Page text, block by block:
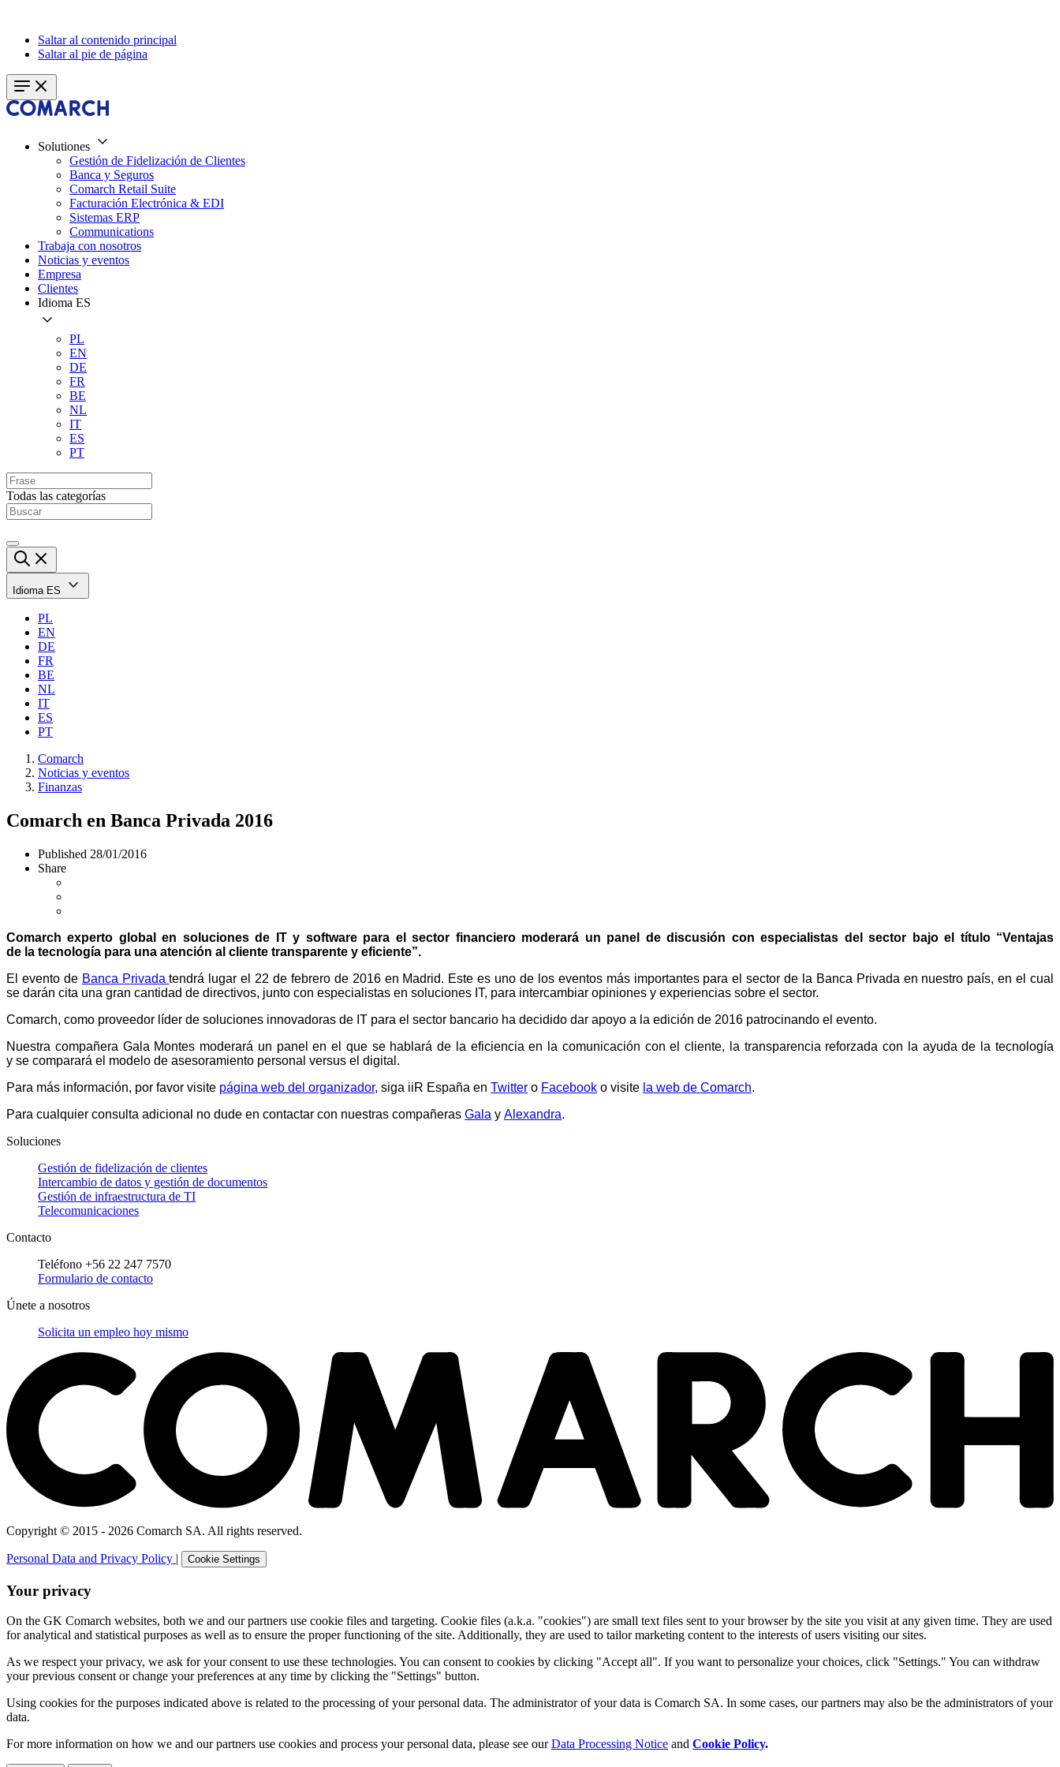
Saltar al contenido principal
Saltar al pie de página
Solutiones
Gestión de Fidelización de Clientes
Banca y Seguros
Comarch Retail Suite
Facturación Electrónica & EDI
Sistemas ERP
Communications
Trabaja con nosotros
Noticias y eventos
Empresa
Clientes
Idioma ES
PL
EN
DE
FR
BE
NL
IT
ES
PT
Todas las categorías
Idioma ES
PL
EN
DE
FR
BE
NL
IT
ES
PT
Comarch
Noticias y eventos
Finanzas
Comarch en Banca Privada 2016
Published 28/01/2016
Share
Comarch experto global en soluciones de IT y software para el sector financiero moderará un panel de discusión con especialistas del sector bajo el título “Ventajas
de la tecnología para una atención al cliente transparente y eficiente”.
El evento de Banca Privadatendrá lugar el 22 de febrero de 2016 en Madrid. Este es uno de los eventos más importantes para el sector de la Banca Privada en nuestro país, en el cual
se darán cita una gran cantidad de directivos, junto con especialistas en soluciones IT, para intercambiar opiniones y experiencias sobre el sector.
Comarch, como proveedor líder de soluciones innovadoras de IT para el sector bancario ha decidido dar apoyo a la edición de 2016 patrocinando el evento.
Nuestra compañera Gala Montes moderará un panel en el que se hablará de la eficiencia en la comunicación con el cliente, la transparencia reforzada con la ayuda de la tecnología
y se comparará el modelo de asesoramiento personal versus el digital.
Para más información, por favor visite página web del organizador, siga iiR España en Twitter o Facebook o visite la web de Comarch.
Para cualquier consulta adicional no dude en contactar con nuestras compañeras Gala y Alexandra.
Soluciones
Gestión de fidelización de clientes
Intercambio de datos y gestión de documentos
Gestión de infraestructura de TI
Telecomunicaciones
Contacto
Teléfono +56 22 247 7570
Formulario de contacto
Únete a nosotros
Solicita un empleo hoy mismo
Copyright © 2015 - 2026 Comarch SA. All rights reserved.
Personal Data and Privacy Policy | Cookie Settings
Your privacy
On the GK Comarch websites, both we and our partners use cookie files and targeting. Cookie files (a.k.a. "cookies") are small text files sent to your browser by the site you visit at any given time. They are used
for analytical and statistical purposes as well as to ensure the proper functioning of the site. Additionally, they are used to tailor marketing content to the interests of users visiting our sites.
As we respect your privacy, we ask for your consent to use these technologies. You can consent to cookies by clicking "Accept all". If you want to personalize your choices, click "Settings." You can withdraw
your previous consent or change your preferences at any time by clicking the "Settings" button.
Using cookies for the purposes indicated above is related to the processing of your personal data. The administrator of your data is Comarch SA. In some cases, our partners may also be the administrators of your
data.
For more information on how we and our partners use cookies and process your personal data, please see ourData Processing Notice and Cookie Policy.